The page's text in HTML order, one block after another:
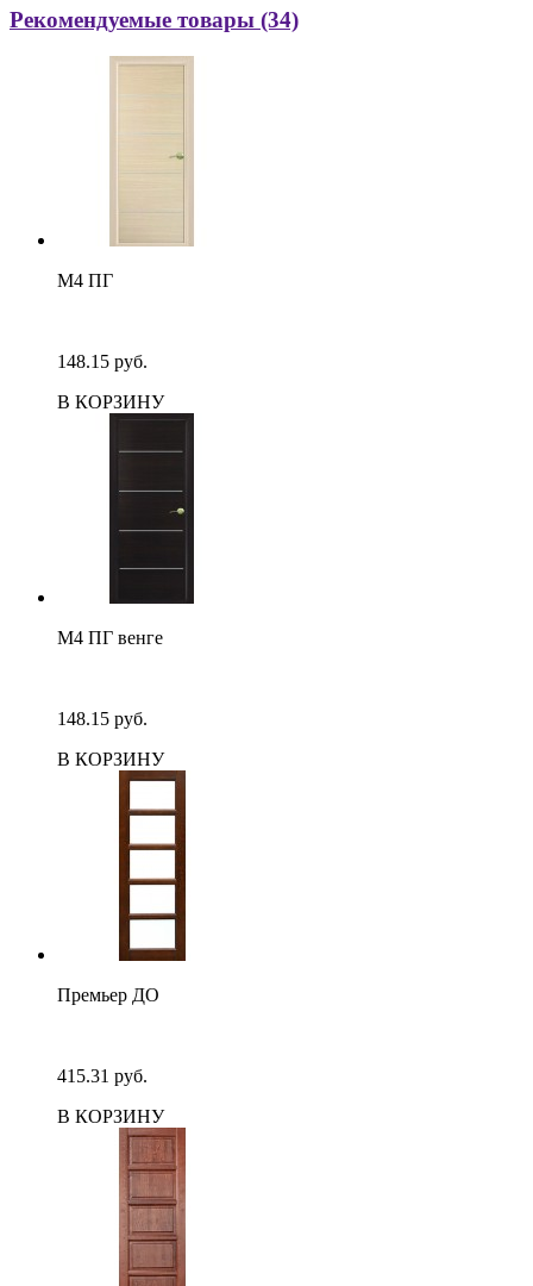
Рекомендуемые товары (34)
М4 ПГ
148.15 руб.
В КОРЗИНУ
М4 ПГ венге
148.15 руб.
В КОРЗИНУ
Премьер ДО
415.31 руб.
В КОРЗИНУ